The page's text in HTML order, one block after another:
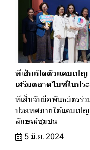
ทีเส็บเปิดตัวแคมเป
เสริมตลาดไมซ์ในปร
ทีเส็บจับมือพันธมิตรร่
ประเทศภายใต้แคมเป
ลักษณ์ชุมชน
5 มิ.ย. 2024